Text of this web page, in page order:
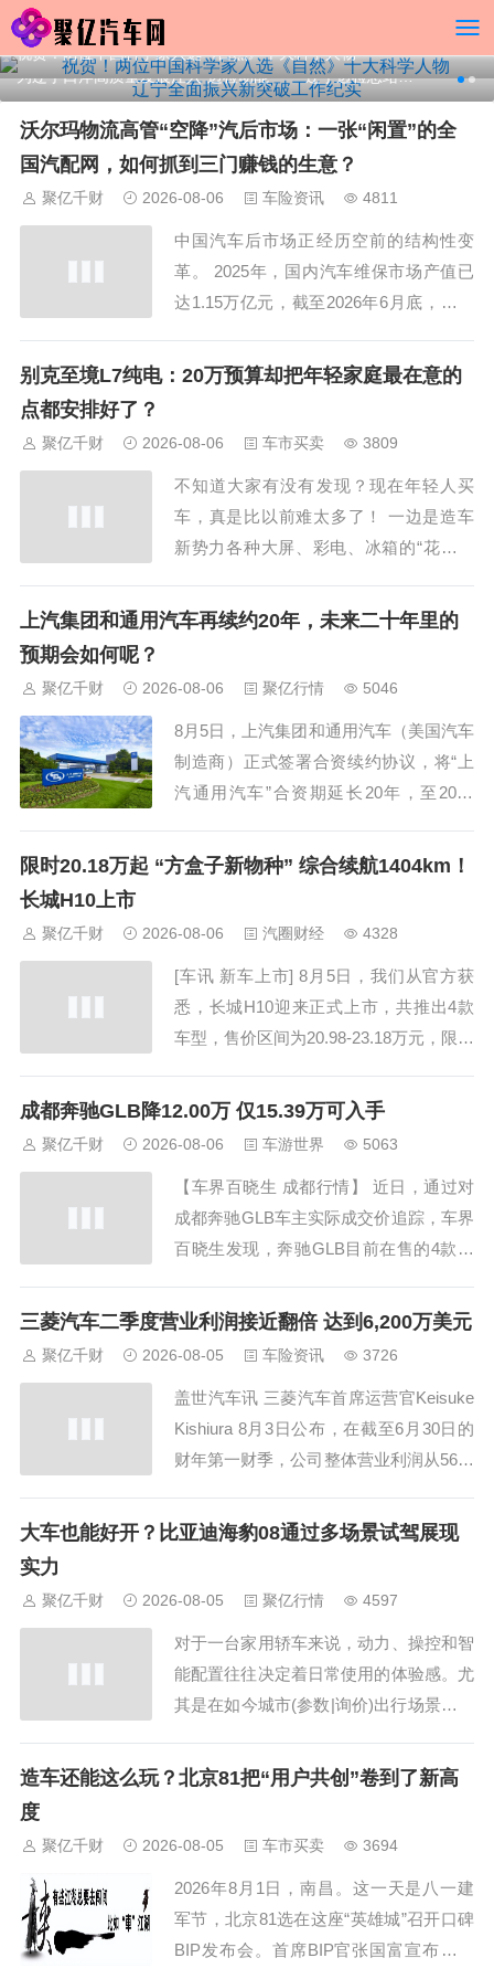
为辽宁口岸高质量发展注入“边检动能”――辽宁边检总站助力辽宁全面振兴新突破工作纪实
祝贺！两位中国科学家入选《自然》十大科学人物
为辽宁口岸高质量发展注入“边检动能”――辽宁边检总站助力辽宁全面振兴新突破工作纪实
祝贺！两位中国科学家入选《自然》十大科学人物
沃尔玛物流高管“空降”汽后市场：一张“闲置”的全
国汽配网，如何抓到三门赚钱的生意？
聚亿千财 2026-08-06 车险资讯 4811
中国汽车后市场正经历空前的结构性变
革。 2025年，国内汽车维保市场产值已
达1.15万亿元，截至2026年6月底，全国
量达4897万辆，占汽车总量的13.19%。
别克至境L7纯电：20万预算却把年轻家庭最在意的
点都安排好了？
聚亿千财 2026-08-06 车市买卖 3809
不知道大家有没有发现？现在年轻人买
车，真是比以前难太多了！ 一边是造车
新势力各种大屏、彩电、冰箱的“花式炫
多年的底盘质感、安全底蕴和售后体系。
三电靠不靠谱？底盘稳不稳？续航是不是
虚标？...
上汽集团和通用汽车再续约20年，未来二十年里的
预期会如何呢？
聚亿千财 2026-08-06 聚亿行情 5046
8月5日，上汽集团和通用汽车（美国汽车
制造商）正式签署合资续约协议，将“上
汽通用汽车”合资期延长20年，至2047
议，第一合约期限为20年，在期满之前，
年6月份就要到期。所以现在已到关...
限时20.18万起 “方盒子新物种” 综合续航1404km！
长城H10上市
聚亿千财 2026-08-06 汽圈财经 4328
[车讯 新车上市] 8月5日，我们从官方获
悉，长城H10迎来正式上市，共推出4款
车型，售价区间为20.98-23.18万元，限时
款以长城母品牌命名的“方盒子新物种”，
景能力...
成都奔驰GLB降12.00万 仅15.39万可入手
聚亿千财 2026-08-06 车游世界 5063
【车界百晓生 成都行情】 近日，通过对
成都奔驰GLB车主实际成交价追踪，车界
百晓生发现，奔驰GLB目前在售的4款车
为15.39-19.19万元，详见下表： 奔驰GL
三菱汽车二季度营业利润接近翻倍 达到6,200万美元
聚亿千财 2026-08-05 车险资讯 3726
盖世汽车讯 三菱汽车首席运营官Keisuke
Kishiura 8月3日公布，在截至6月30日的
财年第一财季，公司整体营业利润从56亿
（约合6,180万美元），规模接近翻倍。
大车也能好开？比亚迪海豹08通过多场景试驾展现
实力
聚亿千财 2026-08-05 聚亿行情 4597
对于一台家用轿车来说，动力、操控和智
能配置往往决定着日常使用的体验感。尤
其是在如今城市(参数|询价)出行场景越来
以及智能辅助功能是否真正方便，都成为
的实际表现。通过这些接近日常用车...
造车还能这么玩？北京81把“用户共创”卷到了新高
度
聚亿千财 2026-08-05 车市买卖 3694
2026年8月1日，南昌。这一天是八一建
军节，北京81选在这座“英雄城”召开口碑
BIP发布会。首席BIP官张国富宣布，北